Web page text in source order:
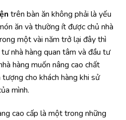
trên bàn ăn không phải là yếu
ăn và thường ít được chủ nhà
một vài năm trở lại đây thì
nhà hàng quan tâm và đầu tư
hàng muốn nâng cao chất
cho khách hàng khi sử
mình.
cao cấp là một trong những